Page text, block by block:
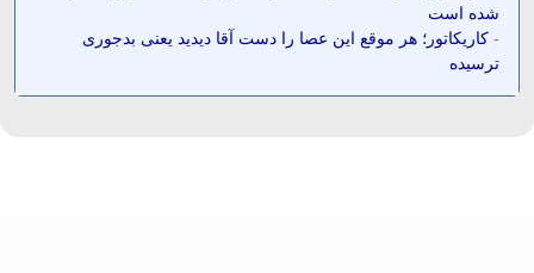
شده است
- کاریکاتور؛ هر موقع این عصا را دست آقا دیدید یعنی بدجوری
ترسیده